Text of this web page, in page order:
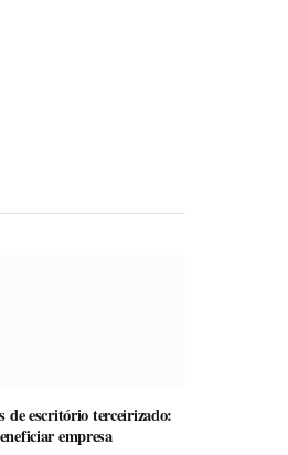
de escritório terceirizado:
empresa